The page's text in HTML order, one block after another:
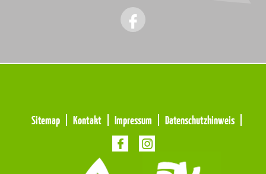
Navigation
Sitemap Kontakt Impressum Datenschutzhinweis